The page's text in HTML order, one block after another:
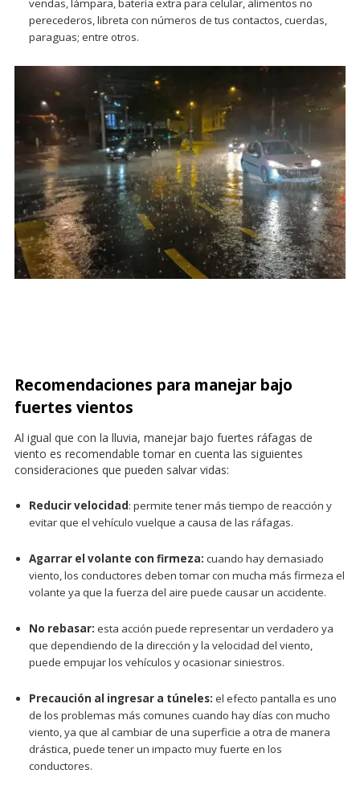
vendas, lámpara, batería extra para celular, alimentos no
perecederos, libreta con números de tus contactos, cuerdas,
paraguas; entre otros.
Recomendaciones para manejar bajo
fuertes vientos
Al igual que con la lluvia, manejar bajo fuertes ráfagas de
viento es recomendable tomar en cuenta las siguientes
consideraciones que pueden salvar vidas:
Reducir velocidad: permite tener más tiempo de reacción y
evitar que el vehículo vuelque a causa de las ráfagas.
Agarrar el volante con firmeza: cuando hay demasiado
viento, los conductores deben tomar con mucha más firmeza el
volante ya que la fuerza del aire puede causar un accidente.
No rebasar: esta acción puede representar un verdadero ya
que dependiendo de la dirección y la velocidad del viento,
puede empujar los vehículos y ocasionar siniestros.
Precaución al ingresar a túneles: el efecto pantalla es uno
de los problemas más comunes cuando hay días con mucho
viento, ya que al cambiar de una superficie a otra de manera
drástica, puede tener un impacto muy fuerte en los
conductores.